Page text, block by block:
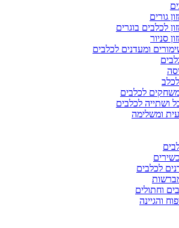
גורים
לכלבים בוגרים
סניור
ומעדנים לכלבים
לכלבים
ושתייה לכלבים
ומשלימה
לכלבים
וחתולים
והגיינה